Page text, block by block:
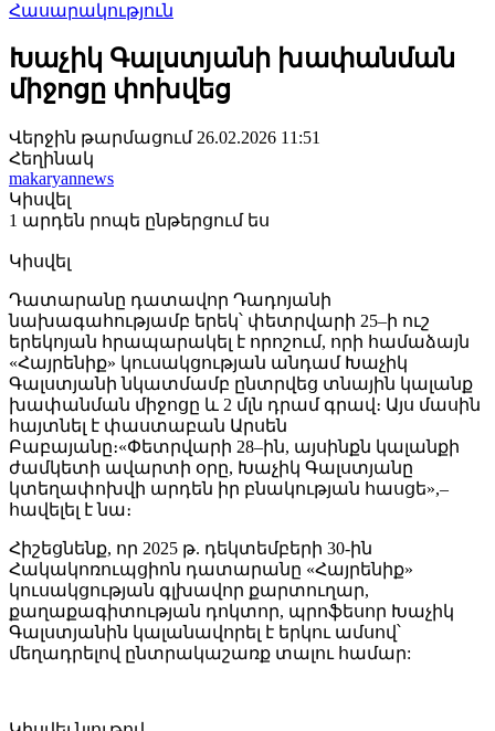
Հասարակություն
Խաչիկ Գալստյանի խափանման
միջոցը փոխվեց
Վերջին թարմացում 26.02.2026 11:51
Հեղինակ
makaryannews
Կիսվել
1 արդեն րոպե ընթերցում ես
Կիսվել
Դատարանը դատավոր Դադոյանի
նախագահությամբ երեկ՝ փետրվարի 25–ի ուշ
երեկոյան հրապարակել է որոշում, որի համաձայն
«Հայրենիք» կուսակցության անդամ Խաչիկ
Գալստյանի նկատմամբ ընտրվեց տնային կալանք
խափանման միջոցը և 2 մլն դրամ գրավ։ Այս մասին
հայտնել է փաստաբան Արսեն
Բաբայանը։«Փետրվարի 28–ին, այսինքն կալանքի
ժամկետի ավարտի օրը, Խաչիկ Գալստյանը
կտեղափոխվի արդեն իր բնակության հասցե»,–
հավելել է նա։
Հիշեցնենք, որ 2025 թ. դեկտեմբերի 30-ին
Հակակոռուպցիոն դատարանը «Հայրենիք»
կուսակցության գլխավոր քարտուղար,
քաղաքագիտության դոկտոր, պրոֆեսոր Խաչիկ
Գալստյանին կալանավորել է երկու ամսով՝
մեղադրելով ընտրակաշառք տալու համար: